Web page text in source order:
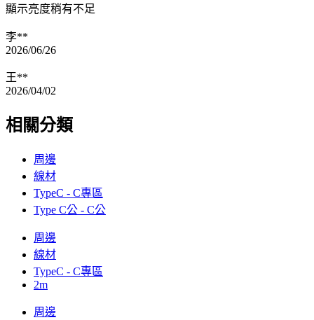
顯示亮度稍有不足
李**
2026/06/26
王**
2026/04/02
相關分類
周邊
線材
TypeC - C專區
Type C公 - C公
周邊
線材
TypeC - C專區
2m
周邊